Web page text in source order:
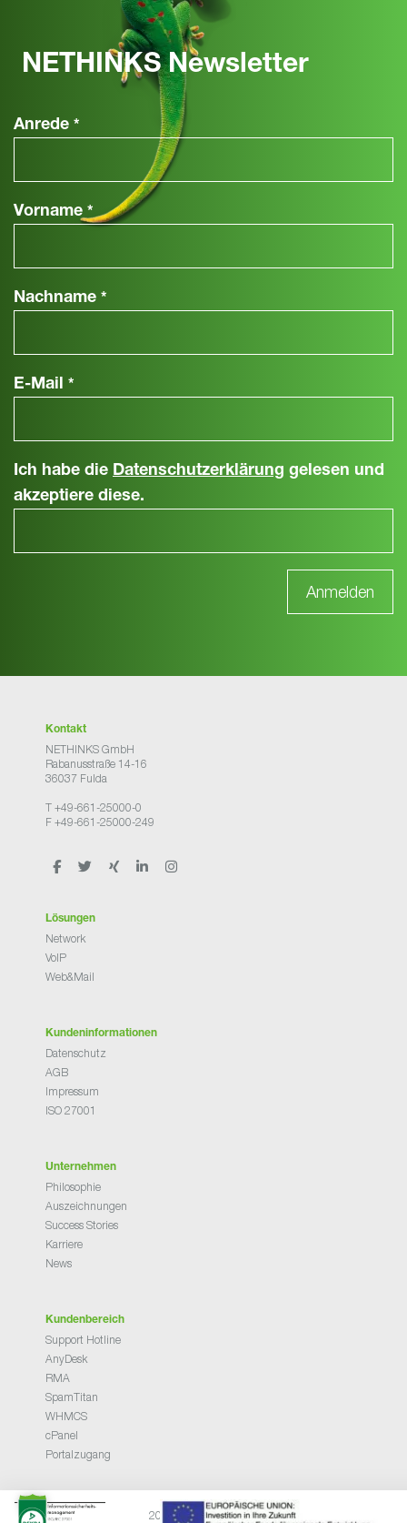
NETHINKS Newsletter
Anrede *
Vorname *
Nachname *
E-Mail *
Ich habe die Datenschutzerklärung gelesen und
akzeptiere diese.
Kontakt
NETHINKS GmbH
Rabanusstraße 14-16
36037 Fulda
T +49-661-25000-0
F +49-661-25000-249
Lösungen
Network
VoIP
Web&Mail
Kundeninformationen
Datenschutz
AGB
Impressum
ISO 27001
Unternehmen
Philosophie
Auszeichnungen
Success Stories
Karriere
News
Kundenbereich
Support Hotline
AnyDesk
RMA
SpamTitan
WHMCS
cPanel
Portalzugang
2026 © NETHINKS GmbH